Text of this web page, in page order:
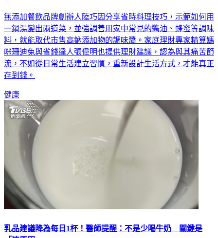
無添加餐飲品牌創辦人陸巧因分享省時料理技巧，示範如何用
一鍋湯變出兩道菜，並強調善用家中常見的醬油、蜂蜜等調味
料，就能取代市售高鈉添加物的調味醬。家庭理財專家精算媽
咪珊迪兔與省錢達人張偉明也提供理財建議，認為與其痛苦節
流，不如從日常生活建立習慣，重新設計生活方式，才能真正
存到錢。
健康
乳品建議降為每日1杯！醫師提醒：不是少喝牛奶 關鍵是